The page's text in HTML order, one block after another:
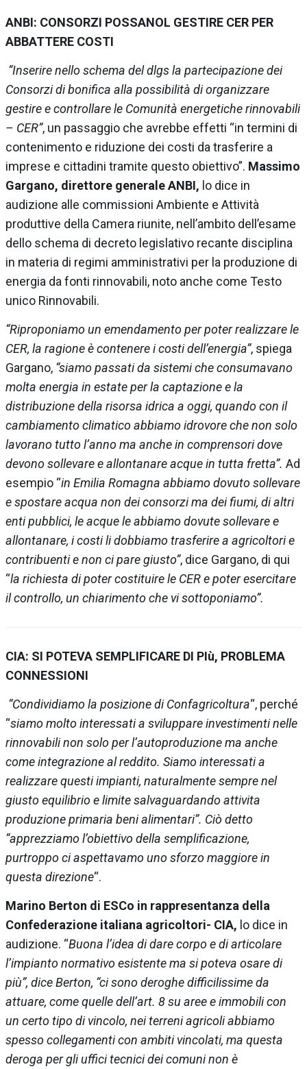
ANBI: CONSORZI POSSANOL GESTIRE CER PER
ABBATTERE COSTI
“Inserire nello schema del dlgs la partecipazione dei
Consorzi di bonifica alla possibilità di organizzare
gestire e controllare le Comunità energetiche rinnovabili
– CER”, un passaggio che avrebbe effetti “in termini di
contenimento e riduzione dei costi da trasferire a
imprese e cittadini tramite questo obiettivo”. Massimo
Gargano, direttore generale ANBI, lo dice in
audizione alle commissioni Ambiente e Attività
produttive della Camera riunite, nell’ambito dell’esame
dello schema di decreto legislativo recante disciplina
in materia di regimi amministrativi per la produzione di
energia da fonti rinnovabili, noto anche come Testo
unico Rinnovabili.
“Riproponiamo un emendamento per poter realizzare le
CER, la ragione è contenere i costi dell’energia”, spiega
Gargano, “siamo passati da sistemi che consumavano
molta energia in estate per la captazione e la
distribuzione della risorsa idrica a oggi, quando con il
cambiamento climatico abbiamo idrovore che non solo
lavorano tutto l’anno ma anche in comprensori dove
devono sollevare e allontanare acque in tutta fretta”. Ad
esempio “in Emilia Romagna abbiamo dovuto sollevare
e spostare acqua non dei consorzi ma dei fiumi, di altri
enti pubblici, le acque le abbiamo dovute sollevare e
allontanare, i costi li dobbiamo trasferire a agricoltori e
contribuenti e non ci pare giusto”, dice Gargano, di qui
“la richiesta di poter costituire le CER e poter esercitare
il controllo, un chiarimento che vi sottoponiamo”.
CIA: SI POTEVA SEMPLIFICARE DI PIù, PROBLEMA
CONNESSIONI
“Condividiamo la posizione di Confagricoltura“, perché
“siamo molto interessati a sviluppare investimenti nelle
rinnovabili non solo per l’autoproduzione ma anche
come integrazione al reddito. Siamo interessati a
realizzare questi impianti, naturalmente sempre nel
giusto equilibrio e limite salvaguardando attivita
produzione primaria beni alimentari”. Ciò detto
“apprezziamo l’obiettivo della semplificazione,
purtroppo ci aspettavamo uno sforzo maggiore in
questa direzione“.
Marino Berton di ESCo in rappresentanza della
Confederazione italiana agricoltori- CIA, lo dice in
audizione. “Buona l’idea di dare corpo e di articolare
l’impianto normativo esistente ma si poteva osare di
più”, dice Berton, “ci sono deroghe difficilissime da
attuare, come quelle dell’art. 8 su aree e immobili con
un certo tipo di vincolo, nei terreni agricoli abbiamo
spesso collegamenti con ambiti vincolati, ma questa
deroga per gli uffici tecnici dei comuni non è